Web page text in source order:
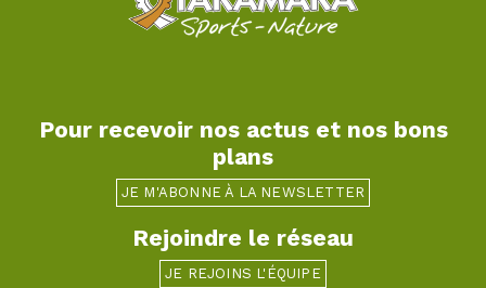
Pour recevoir nos actus et nos bons
plans
JE M'ABONNE À LA NEWSLETTER
Rejoindre le réseau
JE REJOINS L'ÉQUIPE